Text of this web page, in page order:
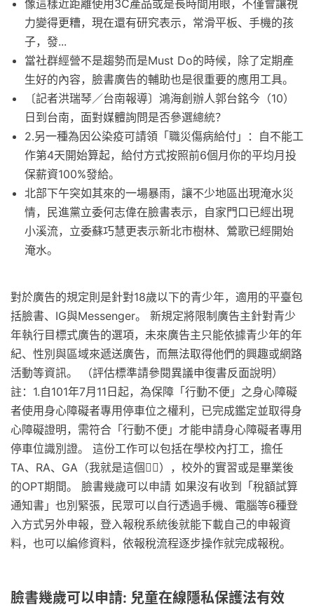
像這樣近距離使用3C產品或是長時間用眼，不僅會讓視
力變得更糟，現在還有研究表示，常滑平板、手機的孩
子，發...
當社群經營不是趨勢而是Must Do的時候，除了定期產
生好的內容，臉書廣告的輔助也是很重要的應用工具。
〔記者洪瑞琴／台南報導〕鴻海創辦人郭台銘今（10）
日到台南，面對媒體詢問是否參選總統？
2.另一種為因公染疫可請領「職災傷病給付」：自不能工
作第4天開始算起，給付方式按照前6個月你的平均月投
保薪資100%發給。
北部下午突如其來的一場暴雨，讓不少地區出現淹水災
情，民進黨立委何志偉在臉書表示，自家門口已經出現
小溪流，立委蘇巧慧更表示新北市樹林、鶯歌已經開始
淹水。
對於廣告的規定則是針對18歲以下的青少年，適用的平臺包
括臉書、IG與Messenger。 新規定將限制廣告主針對青少
年執行目標式廣告的選項，未來廣告主只能依據青少年的年
紀、性別與區域來遞送廣告，而無法取得他們的興趣或網路
活動等資訊。 （評估標準請參閱異議申復書反面說明）
註：1.自101年7月11日起，為保障「行動不便」之身心障礙
者使用身心障礙者專用停車位之權利，已完成鑑定並取得身
心障礙證明，需符合「行動不便」才能申請身心障礙者專用
停車位識別證。 這份工作可以包括在學校內打工，擔任
TA、RA、GA（我就是這個🙋‍♂️），校外的實習或是畢業後
的OPT期間。 臉書幾歲可以申請 如果沒有收到「稅額試算
通知書」也別緊張，民眾可以自行透過手機、電腦等6種登
入方式另外申報，登入報稅系統後就能下載自己的申報資
料，也可以編修資料，依報稅流程逐步操作就完成報稅。
臉書幾歲可以申請: 兒童在線隱私保護法有效